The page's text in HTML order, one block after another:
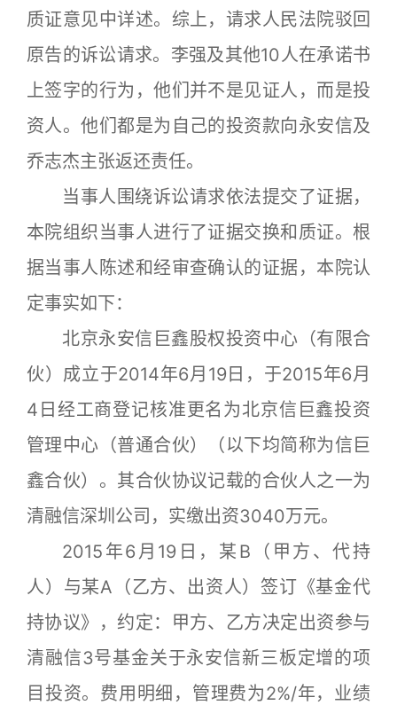
质证意见中详述。综上，请求人民法院驳回
原告的诉讼请求。李强及其他10人在承诺书
上签字的行为，他们并不是见证人，而是投
资人。他们都是为自己的投资款向永安信及
乔志杰主张返还责任。
当事人围绕诉讼请求依法提交了证据，
本院组织当事人进行了证据交换和质证。根
据当事人陈述和经审查确认的证据，本院认
定事实如下：
北京永安信巨鑫股权投资中心（有限合
伙）成立于2014年6月19日，于2015年6月
4日经工商登记核准更名为北京信巨鑫投资
管理中心（普通合伙）（以下均简称为信巨
鑫合伙）。其合伙协议记载的合伙人之一为
清融信深圳公司，实缴出资3040万元。
2015年6月19日，某B（甲方、代持
人）与某A（乙方、出资人）签订《基金代
持协议》，约定：甲方、乙方决定出资参与
清融信3号基金关于永安信新三板定增的项
目投资。费用明细，管理费为2%/年，业绩